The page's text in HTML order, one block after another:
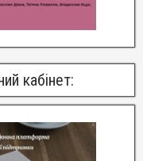
кабінет: